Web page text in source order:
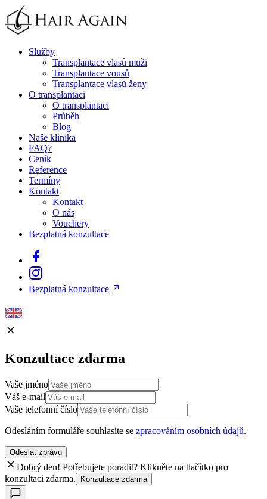
Služby
Transplantace vlasů muži
Transplantace vousů
Transplantace vlasů ženy
O transplantaci
O transplantaci
Průběh
Blog
Naše klinika
FAQ?
Ceník
Reference
Termíny
Kontakt
Kontakt
O nás
Vouchery
Bezplatná konzultace
Bezplatná konzultace
Konzultace zdarma
Vaše jméno
Váš e-mail
Vaše telefonní číslo
Odesláním formuláře souhlasíte se zpracováním osobních údajů.
Odeslat zprávu
Dobrý den! Potřebujete poradit? Klikněte na tlačítko pro
konzultaci zdarma.
Konzultace zdarma